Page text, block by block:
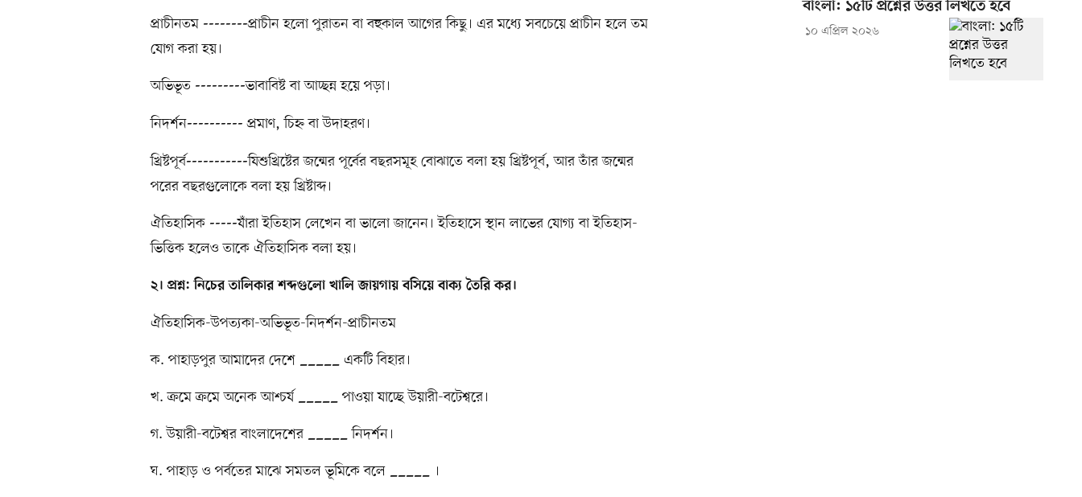
প্রাচীনতম --------প্রাচীন হলো পুরাতন বা বহুকাল আগের কিছু। এর মধ্যে সবচেয়ে প্রাচীন হলে তম
যোগ করা হয়।
অভিভূত ---------ভাবাবিষ্ট বা আচ্ছন্ন হয়ে পড়া।
নিদর্শন---------- প্রমাণ, চিহ্ন বা উদাহরণ।
খ্রিষ্টপূর্ব-----------যিশুখ্রিষ্টের জন্মের পূর্বের বছরসমূহ বোঝাতে বলা হয় খ্রিষ্টপূর্ব, আর তাঁর জন্মের
পরের বছরগুলোকে বলা হয় খ্রিষ্টাব্দ।
ঐতিহাসিক -----যাঁরা ইতিহাস লেখেন বা ভালো জানেন। ইতিহাসে স্থান লাভের যোগ্য বা ইতিহাস-
ভিত্তিক হলেও তাকে ঐতিহাসিক বলা হয়।
২। প্রশ্ন: নিচের তালিকার শব্দগুলো খালি জায়গায় বসিয়ে বাক্য তৈরি কর।
ঐতিহাসিক-উপত্যকা-অভিভূত-নিদর্শন-প্রাচীনতম
ক. পাহাড়পুর আমাদের দেশে _____ একটি বিহার।
খ. ক্রমে ক্রমে অনেক আশ্চর্য _____ পাওয়া যাচ্ছে উয়ারী-বটেশ্বরে।
গ. উয়ারী-বটেশ্বর বাংলাদেশের _____ নিদর্শন।
ঘ. পাহাড় ও পর্বতের মাঝে সমতল ভূমিকে বলে _____ ।
বাংলা: ১৫টি প্রশ্নের উত্তর লিখতে হবে
১০ এপ্রিল ২০২৬